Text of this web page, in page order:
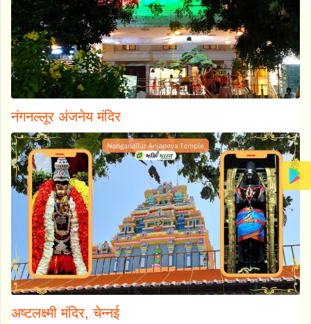
नंगनल्लूर अंजनेय मंदिर
अष्टलक्ष्मी मंदिर, चेन्नई